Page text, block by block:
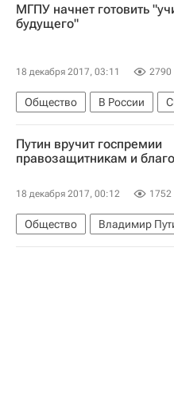
МГПУ начнет готовить
будущего"
18 декабря 2017, 03:11 2790
Общество В России
Москва
МГПУ
Путин вручит госпремии
правозащитникам и
18 декабря 2017, 00:12 1752
Общество Владимир